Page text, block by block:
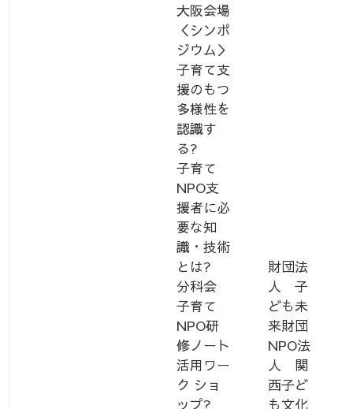
大阪会場
＜シンポ
ジウム＞
子育て支
援のもつ
多様性を
認識す
る?
子育て
NPO支
援者に必
要な知
識・技術
とは?
分科会
子育て
NPO研
修ノート
活用ワー
ク ショ
ップ?
財団法
人 子
ども未
来財団
NPO法
人 関
西子ど
も文化